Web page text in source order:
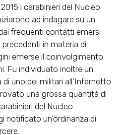
i carabinieri del Nucleo
ad indagare su un
frequenti contatti emersi
in materia di
emerse il coinvolgimento
Fu individuato inoltre un
uno dei militari all’Infernetto
una grossa quantità di
del Nucleo
un’ordinanza di